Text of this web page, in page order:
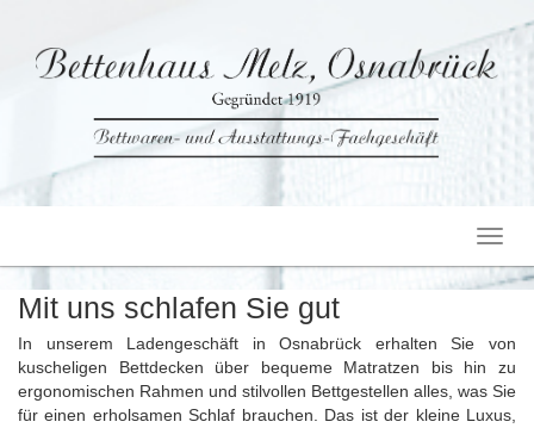
Mit uns schlafen Sie gut
In unserem Ladengeschäft in Osnabrück erhalten Sie von
kuscheligen Bettdecken über bequeme Matratzen bis hin zu
ergonomischen Rahmen und stilvollen Bettgestellen alles, was Sie
für einen erholsamen Schlaf brauchen. Das ist der kleine Luxus,